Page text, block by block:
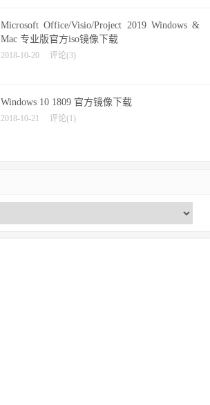
Microsoft Office/Visio/Project 2019 Windows &
Mac 专业版官方iso镜像下载
2018-10-20 评论(3)
Windows 10 1809 官方镜像下载
2018-10-21 评论(1)